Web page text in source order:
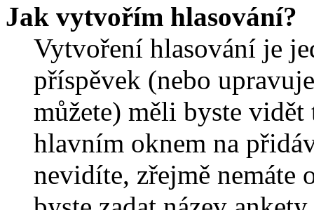
Jak vytvořím hlasování?
Vytvoření hlasování je
příspěvek (nebo
můžete) měli byste
hlavním oknem na
nevidíte, zřejmě